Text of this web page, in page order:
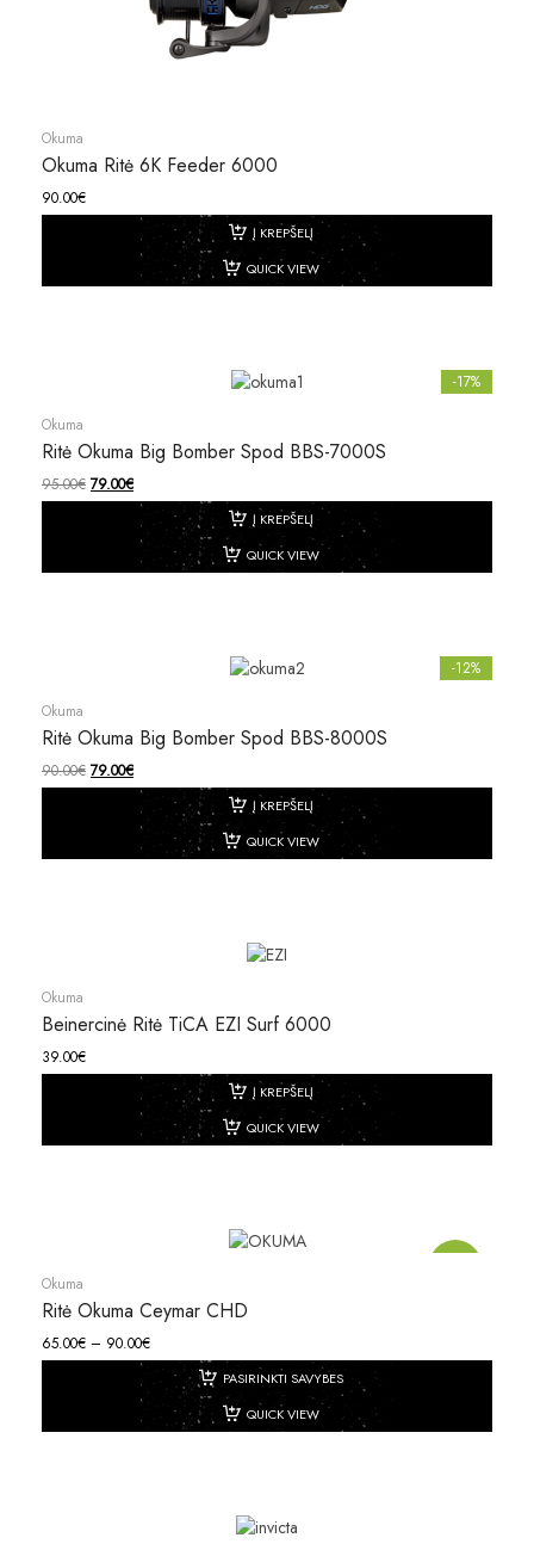
Okuma
Okuma Ritė 6K Feeder 6000
90.00€
Į KREPŠELĮ
QUICK VIEW
-17%
Okuma
Ritė Okuma Big Bomber Spod BBS-7000S
95.00€ 79.00€
Į KREPŠELĮ
QUICK VIEW
-12%
Okuma
Ritė Okuma Big Bomber Spod BBS-8000S
90.00€ 79.00€
Į KREPŠELĮ
QUICK VIEW
Okuma
Beinercinė Ritė TiCA EZI Surf 6000
39.00€
Į KREPŠELĮ
QUICK VIEW
Okuma
Ritė Okuma Ceymar CHD
65.00€ – 90.00€
PASIRINKTI SAVYBES
QUICK VIEW